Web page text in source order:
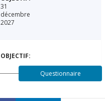
31
décembre
2027
Questionnaire